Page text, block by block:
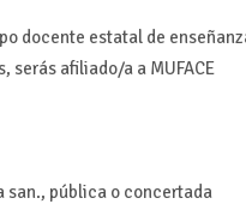
docente estatal de
serás afiliado/a a MUFACE
san., pública o concertada